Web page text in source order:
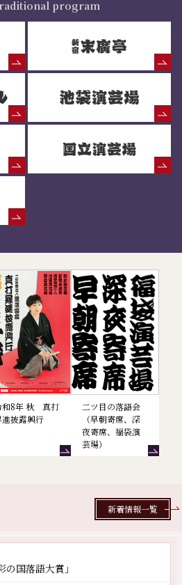
program
和8年 秋 真打
進披露興行
二ツ目の落語会
（早朝寄席、深
夜寄席、福袋演
芸場）
国落語大賞」
新着情報一覧